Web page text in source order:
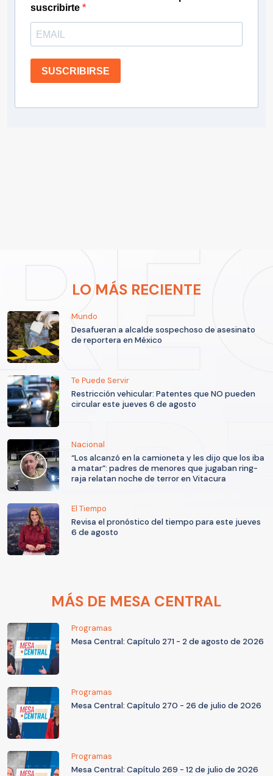
suscribirte
SUSCRIBIRSE
LO MÁS RECIENTE
Mundo
Desafueran a alcalde sospechoso de asesinato
de reportera en México
Te Puede Servir
Restricción vehicular: Patentes que NO pueden
circular este jueves 6 de agosto
Nacional
“Los alcanzó en la camioneta y les dijo que los iba
a matar”: padres de menores que jugaban ring-
raja relatan noche de terror en Vitacura
El Tiempo
Revisa el pronóstico del tiempo para este jueves
6 de agosto
MÁS DE MESA CENTRAL
Programas
Mesa Central: Capítulo 271 - 2 de agosto de 2026
Programas
Mesa Central: Capítulo 270 - 26 de julio de 2026
Programas
Mesa Central: Capítulo 269 - 12 de julio de 2026